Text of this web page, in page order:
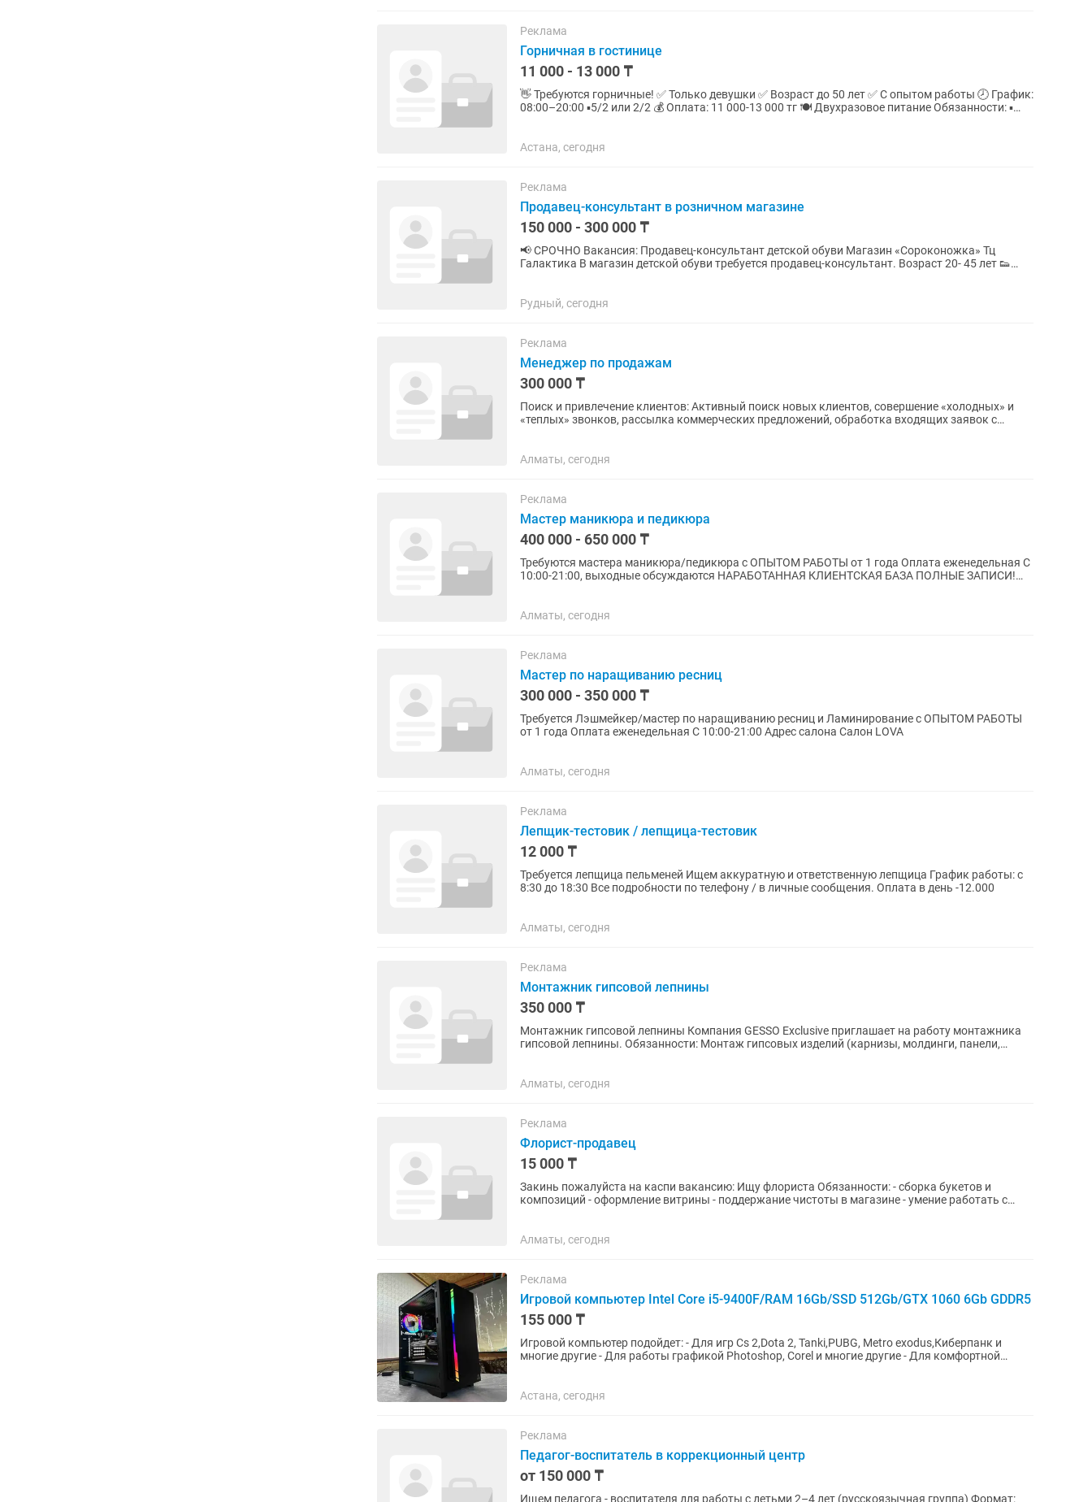
Реклама
Горничная в гостинице
11 000 - 13 000 ₸
👋 Требуются горничные! ✅ Только девушки ✅ Возраст до 50 лет ✅ С опытом работы 🕗 График:
08:00–20:00 ▪️5/2 или 2/2 💰 Оплата: 11 000-13 000 тг 🍽️ Двухразовое питание Обязанности: ▪️
Астана, сегодня
Реклама
Продавец-консультант в розничном магазине
150 000 - 300 000 ₸
📢 СРОЧНО Вакансия: Продавец-консультант детской обуви Магазин «Сороконожка» Тц
Галактика В магазин детской обуви требуется продавец-консультант. Возраст 20- 45 лет 👟
Рудный, сегодня
Реклама
Менеджер по продажам
300 000 ₸
Поиск и привлечение клиентов: Активный поиск новых клиентов, совершение «холодных» и
«теплых» звонков, рассылка коммерческих предложений, обработка входящих заявок с
Алматы, сегодня
Реклама
Мастер маникюра и педикюра
400 000 - 650 000 ₸
Требуются мастера маникюра/педикюра с ОПЫТОМ РАБОТЫ от 1 года Оплата еженедельная С
10:00-21:00, выходные обсуждаются НАРАБОТАННАЯ КЛИЕНТСКАЯ БАЗА ПОЛНЫЕ ЗАПИСИ!
Алматы, сегодня
Реклама
Мастер по наращиванию ресниц
300 000 - 350 000 ₸
Требуется Лэшмейкер/мастер по наращиванию ресниц и Ламинирование с ОПЫТОМ РАБОТЫ
от 1 года Оплата еженедельная С 10:00-21:00 Адрес салона Салон LOVA
Алматы, сегодня
Реклама
Лепщик-тестовик / лепщица-тестовик
12 000 ₸
Требуется лепщица пельменей Ищем аккуратную и ответственную лепщица График работы: с
8:30 до 18:30 Все подробности по телефону / в личные сообщения. Оплата в день -12.000
Алматы, сегодня
Реклама
Монтажник гипсовой лепнины
350 000 ₸
Монтажник гипсовой лепнины Компания GESSO Exclusive приглашает на работу монтажника
гипсовой лепнины. Обязанности: Монтаж гипсовых изделий (карнизы, молдинги, панели,
Алматы, сегодня
Реклама
Флорист-продавец
15 000 ₸
Закинь пожалуйста на каспи вакансию: Ищу флориста Обязанности: - сборка букетов и
композиций - оформление витрины - поддержание чистоты в магазине - умение работать с
Алматы, сегодня
Реклама
Игровой компьютер Intel Core i5-9400F/RAM 16Gb/SSD 512Gb/GTX 1060 6Gb GDDR5
155 000 ₸
Игровой компьютер подойдет: - Для игр Cs 2,Dota 2, Tanki,PUBG, Metro exodus,Киберпанк и
многие другие - Для работы графикой Photoshop, Corel и многие другие - Для комфортной
Астана, сегодня
Реклама
Педагог-воспитатель в коррекционный центр
от 150 000 ₸
Ищем педагога - воспитателя для работы с детьми 2–4 лет (русскоязычная группа) Формат: